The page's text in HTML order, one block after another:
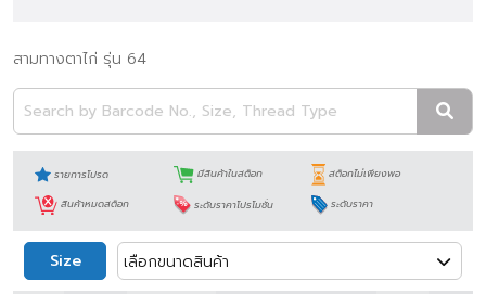
สามทางตาไก่ รุ่น 64
รายการโปรด มีสินค้าในสต็อก
สต็อกไม่เพียงพอ
สินค้าหมดสต็อก
ระดับราคาโปรโมชั่น ระดับราคา
Size เลือกขนาดสินค้า